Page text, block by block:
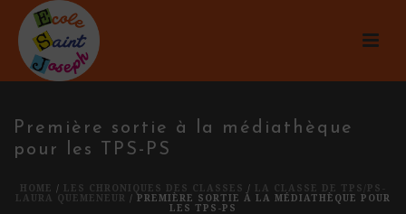
Première sortie à la médiathèque
pour les TPS-PS
HOME / LES CHRONIQUES DES CLASSES /
LA CLASSE DE TPS/PS-
LAURA QUEMENEUR
/ PREMIÈRE SORTIE À LA MÉDIATHÈQUE POUR
LES TPS-PS